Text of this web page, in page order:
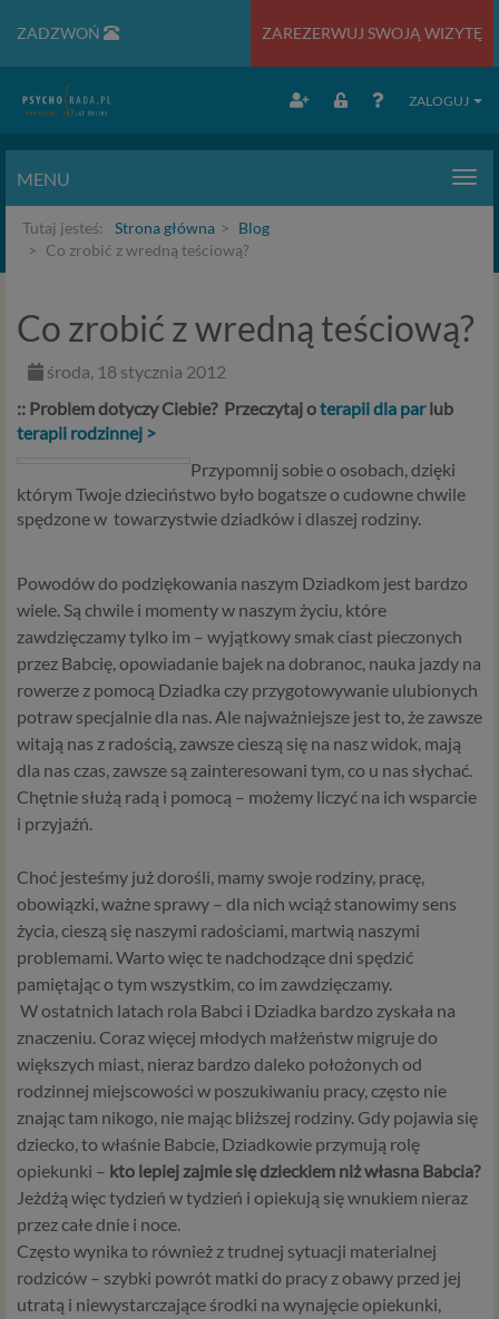
ZADZWOŃ ZAREZERWUJ SWOJĄ WIZYTĘ
ZALOGUJ
MENU
Tutaj jesteś: Strona główna
Blog
Co zrobić z wredną teściową?
Co zrobić z wredną teściową?
środa, 18 stycznia 2012
:: Problem dotyczy Ciebie? Przeczytaj oterapii dla parlub
terapii rodzinnej >
Przypomnij sobie o osobach, dzięki
którym Twoje dzieciństwo było bogatsze o cudowne chwile
spędzone w towarzystwie dziadków i dlaszej rodziny.
Powodów do podziękowania naszym Dziadkom jest bardzo
wiele. Są chwile i momenty w naszym życiu, które
zawdzięczamy tylko im – wyjątkowy smak ciast pieczonych
przez Babcię, opowiadanie bajek na dobranoc, nauka jazdy na
rowerze z pomocą Dziadka czy przygotowywanie ulubionych
potraw specjalnie dla nas. Ale najważniejsze jest to, że zawsze
witają nas z radością, zawsze cieszą się na nasz widok, mają
dla nas czas, zawsze są zainteresowani tym, co u nas słychać.
Chętnie służą radą i pomocą – możemy liczyć na ich wsparcie
i przyjaźń.
Choć jesteśmy już dorośli, mamy swoje rodziny, pracę,
obowiązki, ważne sprawy – dla nich wciąż stanowimy sens
życia, cieszą się naszymi radościami, martwią naszymi
problemami. Warto więc te nadchodzące dni spędzić
pamiętając o tym wszystkim, co im zawdzięczamy.
W ostatnich latach rola Babci i Dziadka bardzo zyskała na
znaczeniu. Coraz więcej młodych małżeństw migruje do
większych miast, nieraz bardzo daleko położonych od
rodzinnej miejscowości w poszukiwaniu pracy, często nie
znając tam nikogo, nie mając bliższej rodziny. Gdy pojawia się
dziecko, to właśnie Babcie, Dziadkowie przymują rolę
opiekunki – kto lepiej zajmie się dzieckiem niż własna Babcia?
Jeżdżą więc tydzień w tydzień i opiekują się wnukiem nieraz
przez całe dnie i noce.
Często wynika to również z trudnej sytuacji materialnej
rodziców – szybki powrót matki do pracy z obawy przed jej
utratą i niewystarczające środki na wynajęcie opiekunki,